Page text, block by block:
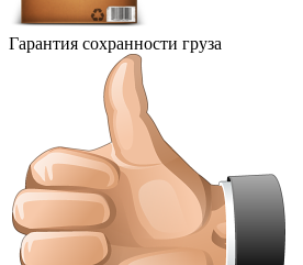
Гарантия сохранности груза